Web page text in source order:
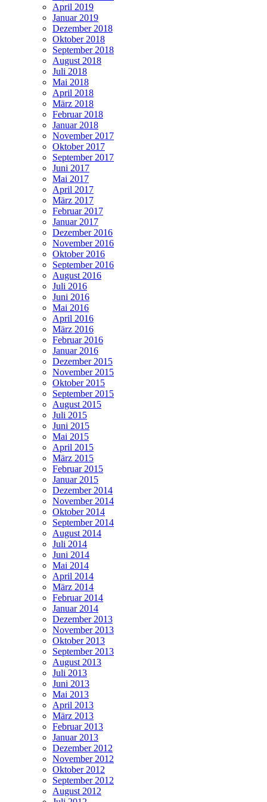
April 2019
Januar 2019
Dezember 2018
Oktober 2018
September 2018
August 2018
Juli 2018
Mai 2018
April 2018
März 2018
Februar 2018
Januar 2018
November 2017
Oktober 2017
September 2017
Juni 2017
Mai 2017
April 2017
März 2017
Februar 2017
Januar 2017
Dezember 2016
November 2016
Oktober 2016
September 2016
August 2016
Juli 2016
Juni 2016
Mai 2016
April 2016
März 2016
Februar 2016
Januar 2016
Dezember 2015
November 2015
Oktober 2015
September 2015
August 2015
Juli 2015
Juni 2015
Mai 2015
April 2015
März 2015
Februar 2015
Januar 2015
Dezember 2014
November 2014
Oktober 2014
September 2014
August 2014
Juli 2014
Juni 2014
Mai 2014
April 2014
März 2014
Februar 2014
Januar 2014
Dezember 2013
November 2013
Oktober 2013
September 2013
August 2013
Juli 2013
Juni 2013
Mai 2013
April 2013
März 2013
Februar 2013
Januar 2013
Dezember 2012
November 2012
Oktober 2012
September 2012
August 2012